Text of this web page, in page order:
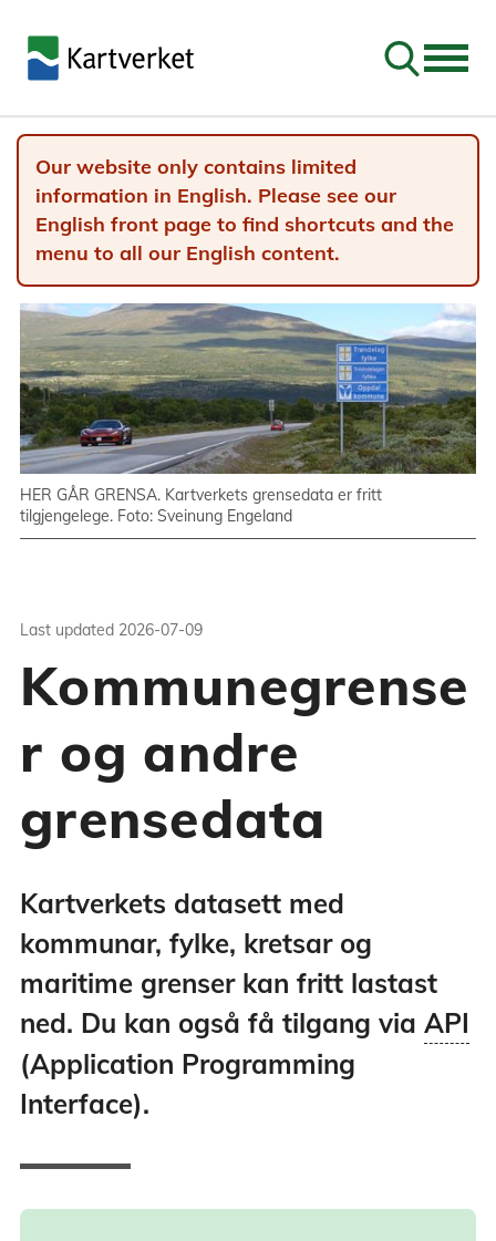
Go to
Our website only contains limited
information in English. Please see our
English front page to find shortcuts and the
menu to all our English content.
HER GÅR GRENSA. Kartverkets grensedata er fritt
tilgjengelege. Foto: Sveinung Engeland
Last updated 2026-07-09
Kommunegrense
r og andre
grensedata
Kartverkets datasett med
kommunar, fylke, kretsar og
maritime grenser kan fritt lastast
ned. Du kan også få tilgang via API
API - Kontaktpunkt (grensesnitt)
datakjelde som kan brukast til å
data. Forkorting for Application
(programmeringsgrensesnitt).
(Application Programming
Interface).